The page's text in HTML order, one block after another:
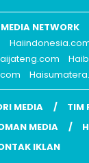
NETWORK
MEDIA
TIM
MEDIA
IKLAN